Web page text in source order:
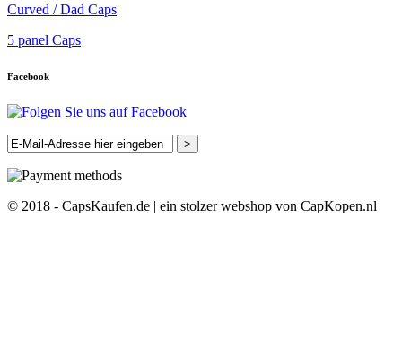
Curved / Dad Caps
5 panel Caps
Facebook
>
© 2018 - CapsKaufen.de | ein stolzer webshop von CapKopen.nl